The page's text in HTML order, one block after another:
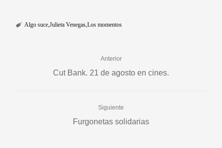
Algo suce Julieta Venegas Los momentos
Anterior
Cut Bank. 21 de agosto en cines.
Siguiente
Furgonetas solidarias